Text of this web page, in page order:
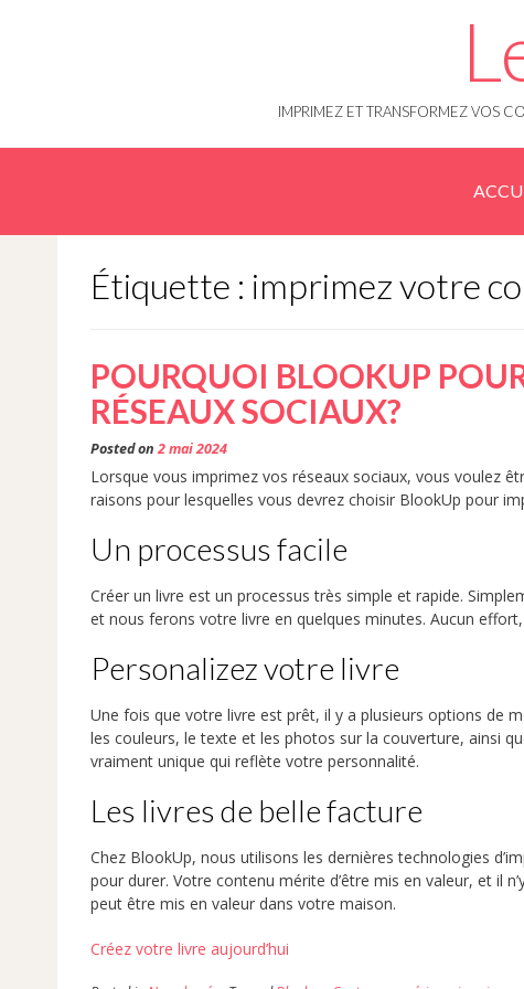
IMPRIMEZ ET TRANSFORMEZ VOS
Étiquette : imprimez votre
POURQUOI BLOOKUP
RÉSEAUX SOCIAUX?
Posted on2 mai 2024
Lorsque vous imprimez vos réseaux sociaux, vous voulez
raisons pour lesquelles vous devrez choisir BlookUp pour
Un processus facile
Créer un livre est un processus très simple et rapide.
et nous ferons votre livre en quelques minutes. Aucun
Personalizez votre livre
Une fois que votre livre est prêt, il y a plusieurs options de
les couleurs, le texte et les photos sur la couverture, ainsi
vraiment unique qui reflète votre personnalité.
Les livres de belle facture
Chez BlookUp, nous utilisons les dernières technologies
pour durer. Votre contenu mérite d’être mis en valeur, et il
peut être mis en valeur dans votre maison.
Créez votre livre aujourd’hui